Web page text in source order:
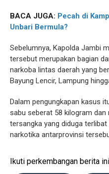
BACA JUGA: Pecah di
Unbari Bermula?
Sebelumnya, Kapolda Jambi
tersebut merupakan bagian
narkoba lintas daerah yang
Bayung Lencir, Lampung
Dalam pengungkapan kasus
sabu seberat 58 kilogram
tersangka yang diduga
narkotika antarprovinsi
Ikuti perkembangan berita